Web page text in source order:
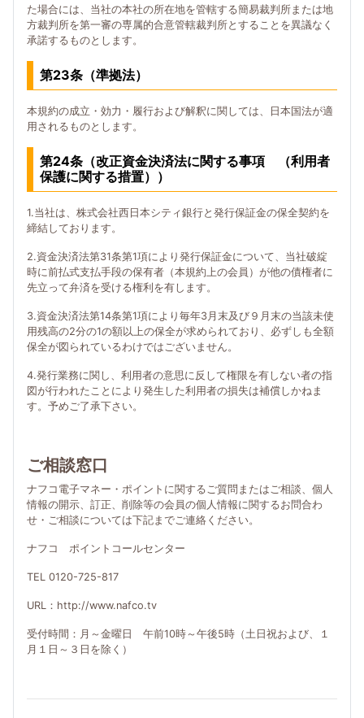
た場合には、当社の本社の所在地を管轄する簡易裁判所または地
方裁判所を第一審の専属的合意管轄裁判所とすることを異議なく
承諾するものとします。
第23条（準拠法）
本規約の成立・効力・履行および解釈に関しては、日本国法が適
用されるものとします。
第24条（改正資金決済法に関する事項 （利用者
保護に関する措置））
1.当社は、株式会社西日本シティ銀行と発行保証金の保全契約を
締結しております。
2.資金決済法第31条第1項により発行保証金について、当社破綻
時に前払式支払手段の保有者（本規約上の会員）が他の債権者に
先立って弁済を受ける権利を有します。
3.資金決済法第14条第1項により毎年3月末及び９月末の当該未使
用残高の2分の1の額以上の保全が求められており、必ずしも全額
保全が図られているわけではございません。
4.発行業務に関し、利用者の意思に反して権限を有しない者の指
図が行われたことにより発生した利用者の損失は補償しかねま
す。予めご了承下さい。
ご相談窓口
ナフコ電子マネー・ポイントに関するご質問またはご相談、個人
情報の開示、訂正、削除等の会員の個人情報に関するお問合わ
せ・ご相談については下記までご連絡ください。
ナフコ ポイントコールセンター
TEL 0120-725-817
URL：http://www.nafco.tv
受付時間：月～金曜日 午前10時～午後5時（土日祝および、１
月１日～３日を除く）